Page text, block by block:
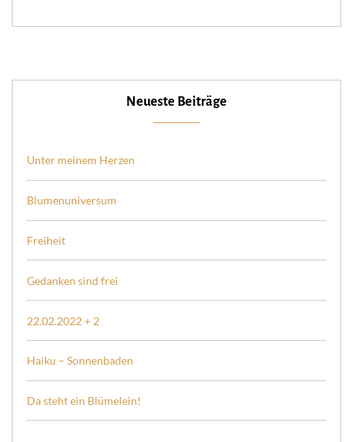
Neueste Beiträge
Unter meinem Herzen
Blumenuniversum
Freiheit
Gedanken sind frei
22.02.2022 + 2
Haiku – Sonnenbaden
Da steht ein Blümelein!